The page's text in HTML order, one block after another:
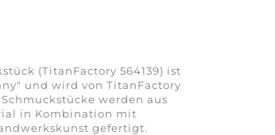
(TitanFactory 564139) ist
und wird von TitanFactory
werden aus
in Kombination mit
gefertigt.